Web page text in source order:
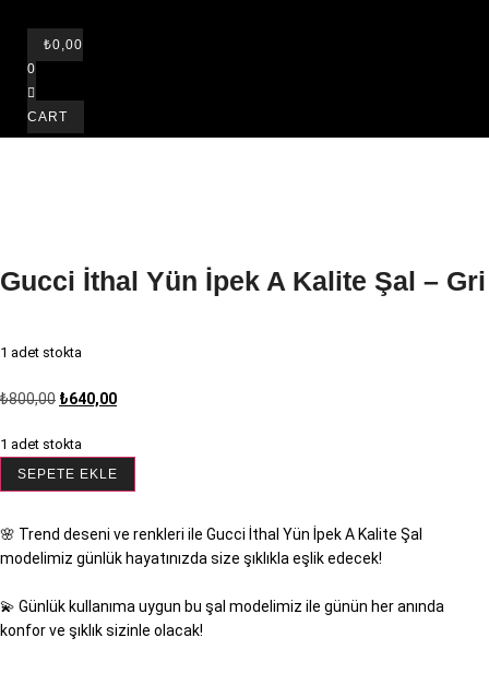
₺0,00
0
CART
Gucci İthal Yün İpek A Kalite Şal – Gri
1 adet stokta
₺800,00 Orijinal
₺800,00.
₺640,00Şu
₺640,00.
1 adet stokta
Gucci
İthal
İpek
A
Şal
-
SEPETE EKLE
🌸 Trend deseni ve renkleri ile Gucci İthal Yün İpek A Kalite Şal
modelimiz günlük hayatınızda size şıklıkla eşlik edecek!
💫 Günlük kullanıma uygun bu şal modelimiz ile günün her anında
konfor ve şıklık sizinle olacak!